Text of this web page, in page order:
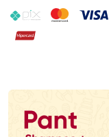
PIX MasterCard
VISA
Hipercard